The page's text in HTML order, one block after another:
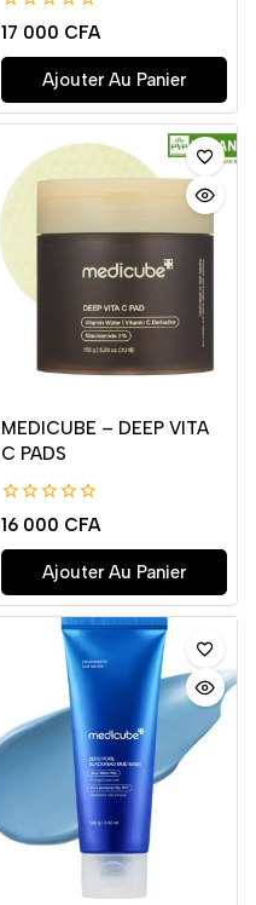
0
de
5
17 000 CFA
Ajouter Au Panier
MEDICUBE – DEEP VITA
C PADS
0
de
5
16 000 CFA
Ajouter Au Panier